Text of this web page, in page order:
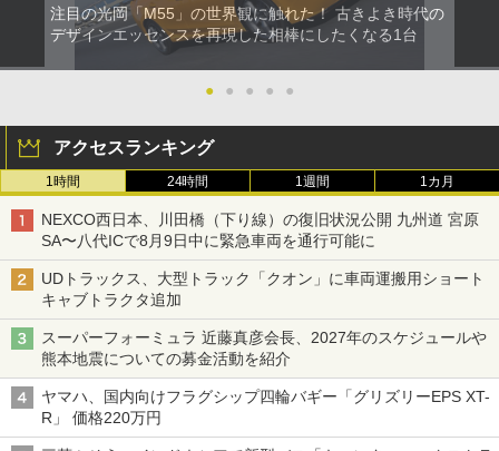
注目の光岡「M55」の世界観に触れた！ 古きよき時代の
デザインエッセンスを再現した相棒にしたくなる1台
● ● ● ● ●
アクセスランキング
1時間 24時間 1週間 1カ月
NEXCO西日本、川田橋（下り線）の復旧状況公開 九州道 宮原
SA〜八代ICで8月9日中に緊急車両を通行可能に
UDトラックス、大型トラック「クオン」に車両運搬用ショート
キャブトラクタ追加
スーパーフォーミュラ 近藤真彦会長、2027年のスケジュールや
熊本地震についての募金活動を紹介
ヤマハ、国内向けフラグシップ四輪バギー「グリズリーEPS XT-
R」 価格220万円